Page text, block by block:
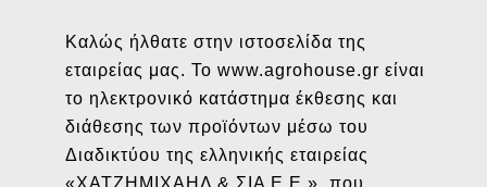
Καλώς ήλθατε στην ιστοσελίδα της
εταιρείας μας. Το www.agrohouse.gr είναι
το ηλεκτρονικό κατάστημα έκθεσης και
διάθεσης των προϊόντων μέσω του
Διαδικτύου της ελληνικής εταιρείας
«ΧΑΤΖΗΜΙΧΑΗΛ & ΣΙΑ Ε.Ε.», που